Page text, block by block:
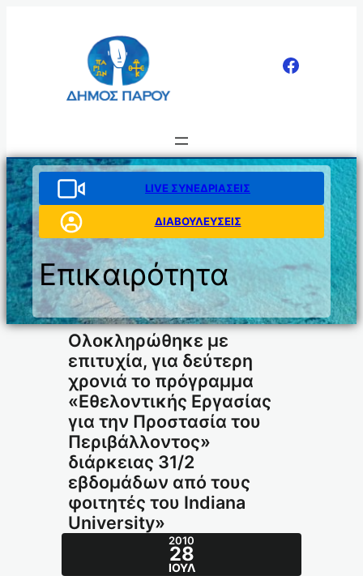
LIVE ΣΥΝΕΔΡΙΑΣΕΙΣ
ΔΙΑΒΟΥΛΕΥΣΕΙΣ
Επικαιρότητα
Ολοκληρώθηκε με
επιτυχία, για δεύτερη
χρονιά το πρόγραμμα
«Εθελοντικής Εργασίας
για την Προστασία του
Περιβάλλοντος»
διάρκειας 31/2
εβδομάδων από τους
φοιτητές του Indiana
University»
2010
28
ΙΟΎΛ